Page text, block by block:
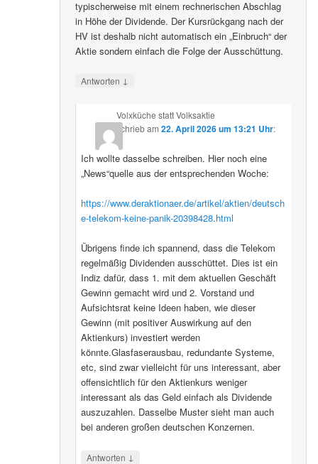
typischerweise mit einem rechnerischen Abschlag
in Höhe der Dividende. Der Kursrückgang nach der
HV ist deshalb nicht automatisch ein „Einbruch“ der
Aktie sondern einfach die Folge der Ausschüttung.
Antworten ↓
Volxküche statt Volksaktie
schriebam 22. April 2026 um 13:21 Uhr:
Ich wollte dasselbe schreiben. Hier noch eine
„News“quelle aus der entsprechenden Woche:
https://www.deraktionaer.de/artikel/aktien/deutsch
e-telekom-keine-panik-20398428.html
Übrigens finde ich spannend, dass die Telekom
regelmäßig Dividenden ausschüttet. Dies ist ein
Indiz dafür, dass 1. mit dem aktuellen Geschäft
Gewinn gemacht wird und 2. Vorstand und
Aufsichtsrat keine Ideen haben, wie dieser
Gewinn (mit positiver Auswirkung auf den
Aktienkurs) investiert werden
könnte.Glasfaserausbau, redundante Systeme,
etc, sind zwar vielleicht für uns interessant, aber
offensichtlich für den Aktienkurs weniger
interessant als das Geld einfach als Dividende
auszuzahlen. Dasselbe Muster sieht man auch
bei anderen großen deutschen Konzernen.
Antworten ↓